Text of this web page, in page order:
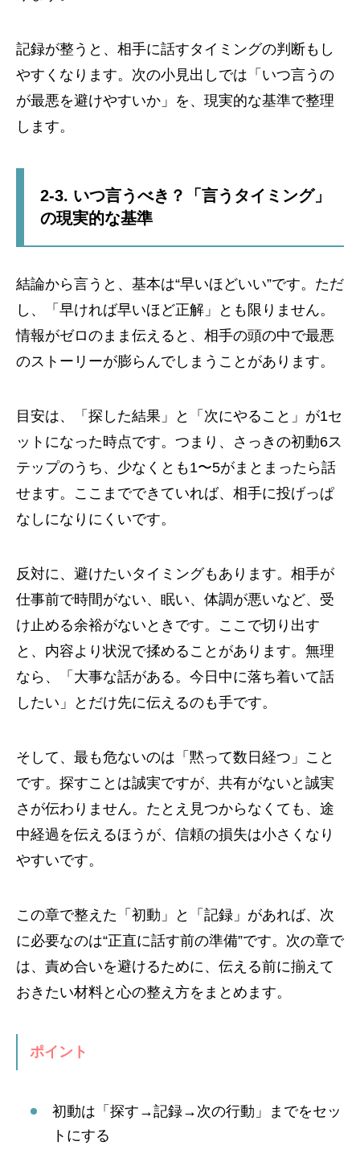
記録が整うと、相手に話すタイミングの判断もし
やすくなります。次の小見出しでは「いつ言うの
が最悪を避けやすいか」を、現実的な基準で整理
します。
2-3. いつ言うべき？「言うタイミング」
の現実的な基準
結論から言うと、基本は“早いほどいい”です。ただ
し、「早ければ早いほど正解」とも限りません。
情報がゼロのまま伝えると、相手の頭の中で最悪
のストーリーが膨らんでしまうことがあります。
目安は、「探した結果」と「次にやること」が1セ
ットになった時点です。つまり、さっきの初動6ス
テップのうち、少なくとも1〜5がまとまったら話
せます。ここまでできていれば、相手に投げっぱ
なしになりにくいです。
反対に、避けたいタイミングもあります。相手が
仕事前で時間がない、眠い、体調が悪いなど、受
け止める余裕がないときです。ここで切り出す
と、内容より状況で揉めることがあります。無理
なら、「大事な話がある。今日中に落ち着いて話
したい」とだけ先に伝えるのも手です。
そして、最も危ないのは「黙って数日経つ」こと
です。探すことは誠実ですが、共有がないと誠実
さが伝わりません。たとえ見つからなくても、途
中経過を伝えるほうが、信頼の損失は小さくなり
やすいです。
この章で整えた「初動」と「記録」があれば、次
に必要なのは“正直に話す前の準備”です。次の章で
は、責め合いを避けるために、伝える前に揃えて
おきたい材料と心の整え方をまとめます。
ポイント
初動は「探す→記録→次の行動」までをセッ
トにする